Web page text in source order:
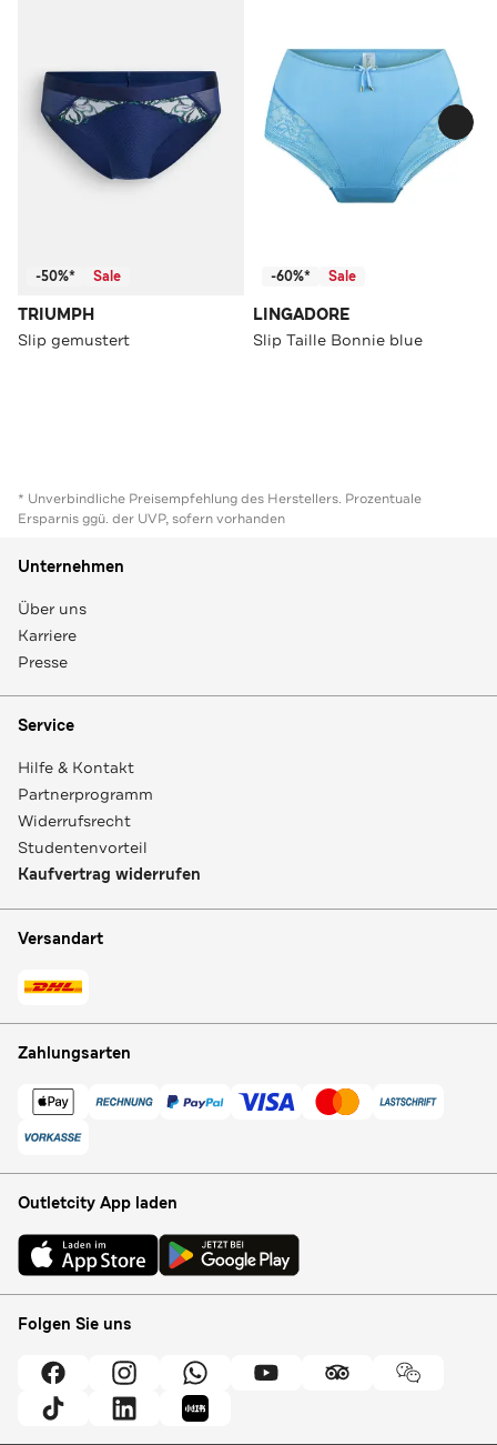
-50%* Sale
TRIUMPH
Slip gemustert
-60%* Sale
LINGADORE
Slip Taille Bonnie blue
* Unverbindliche Preisempfehlung des Herstellers. Prozentuale
Ersparnis ggü. der UVP, sofern vorhanden
Unternehmen
Über uns
Karriere
Presse
Service
Hilfe & Kontakt
Partnerprogramm
Widerrufsrecht
Studentenvorteil
Kaufvertrag widerrufen
Versandart
Zahlungsarten
Outletcity App laden
Folgen Sie uns